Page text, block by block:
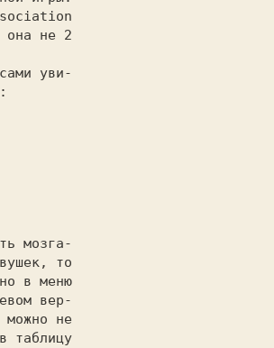
она не 2
то
в меню
вер-
не
таблицу